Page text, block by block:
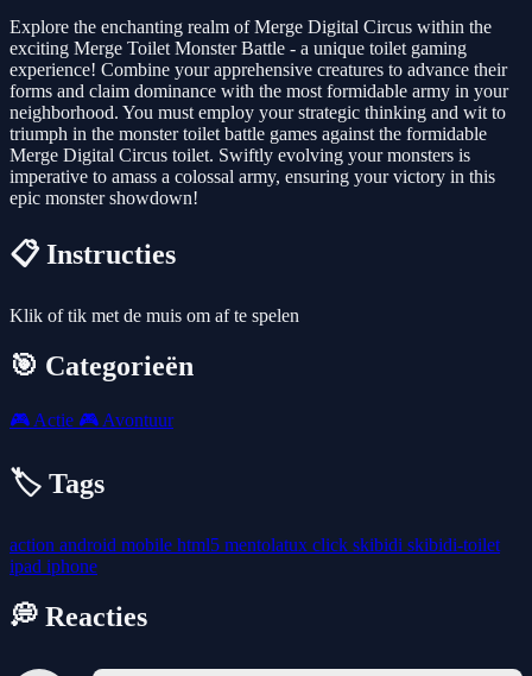
Explore the enchanting realm of Merge Digital Circus within the
exciting Merge Toilet Monster Battle - a unique toilet gaming
experience! Combine your apprehensive creatures to advance their
forms and claim dominance with the most formidable army in your
neighborhood. You must employ your strategic thinking and wit to
triumph in the monster toilet battle games against the formidable
Merge Digital Circus toilet. Swiftly evolving your monsters is
imperative to amass a colossal army, ensuring your victory in this
epic monster showdown!
📋 Instructies
Klik of tik met de muis om af te spelen
🎯 Categorieën
🎮 Actie 🎮 Avontuur
🏷️ Tags
action android mobile html5 mentolatux click skibidi skibidi-toilet
ipad iphone
💭 Reacties